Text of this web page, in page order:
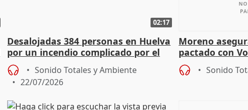
02:17
Desalojadas 384 personas en Huelva
por un incendio complicado por el
viento
Sonido Totales y Ambiente
22/07/2026
Moreno
pactado con
ha muerto" ni
Sonido